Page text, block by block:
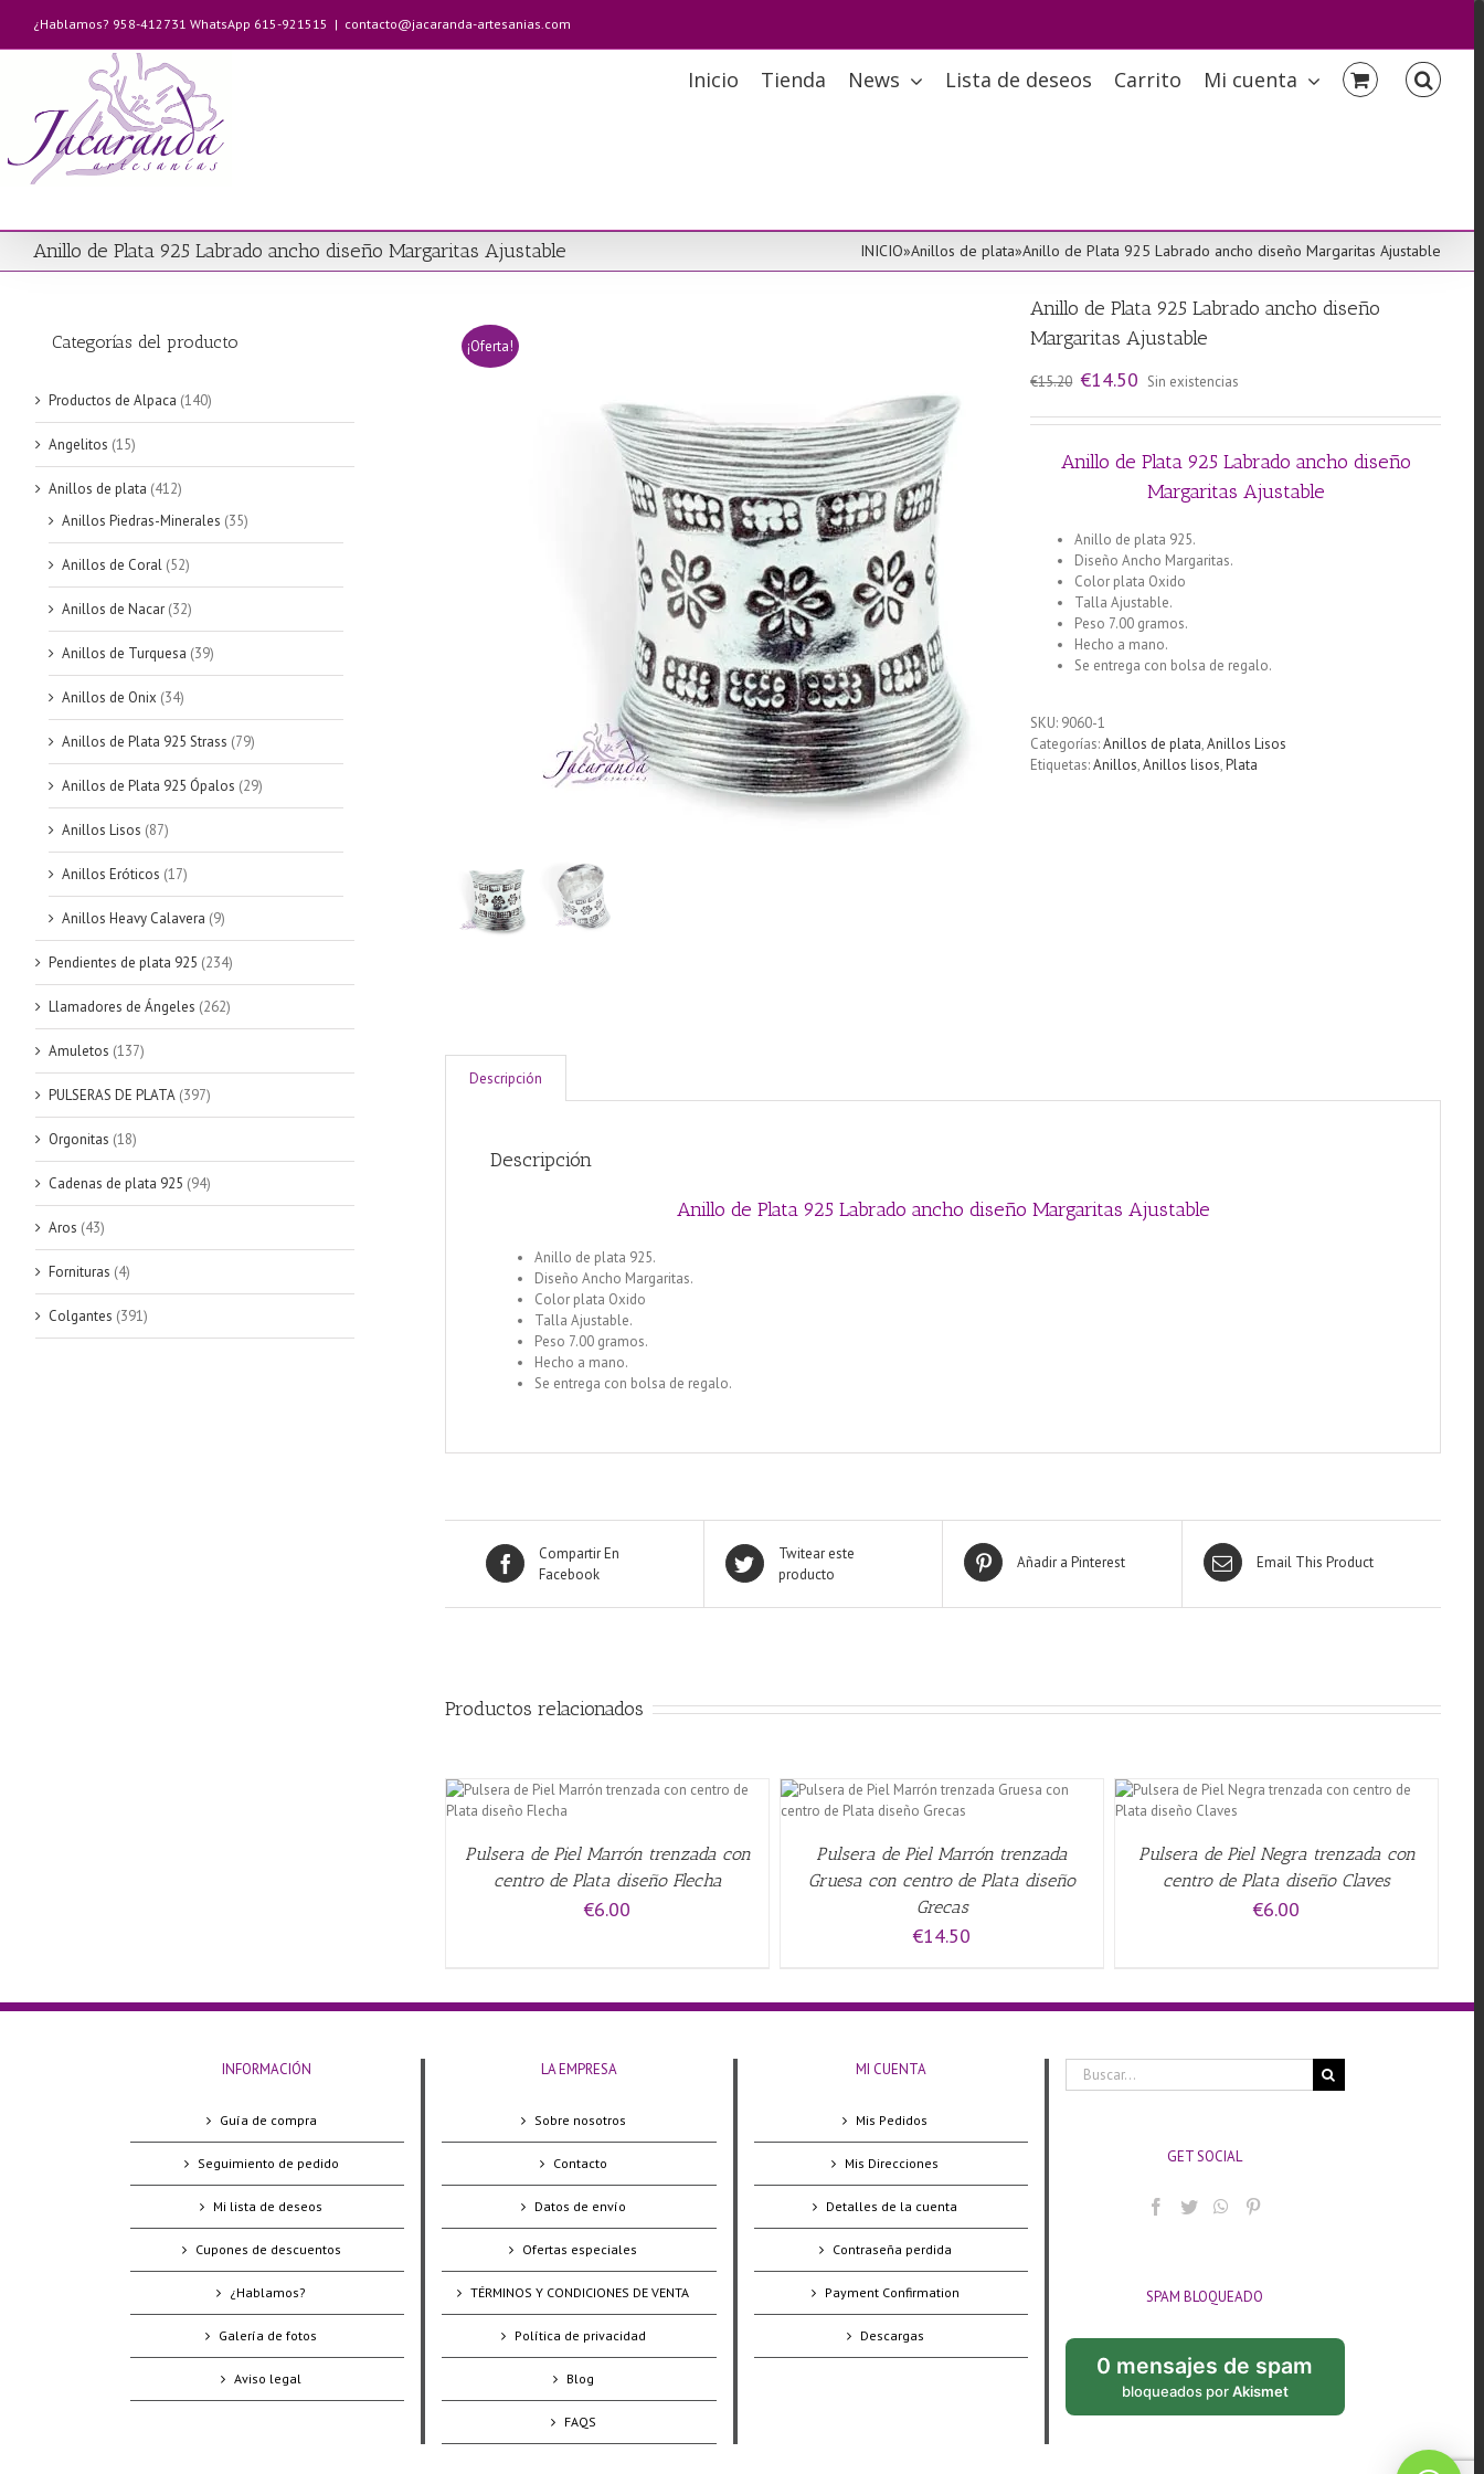
contenido
¿Hablamos? 958-412731 WhatsApp 615-921515 | contacto@jacaranda-artesanias.com
Inicio Tienda News Lista de deseos Carrito Mi cuenta
Anillo de Plata 925 Labrado ancho diseño Margaritas Ajustable INICIO»Anillos de plata»Anillo de Plata 925 Labrado ancho diseño Margaritas Ajustable
¡Oferta!
Anillo de Plata 925 Labrado ancho diseño
Margaritas Ajustable
€15.20 El
original
€15.20.
€14.50 El
actual
€14.50.
Sin existencias
Anillo de Plata 925 Labrado ancho diseño
Margaritas Ajustable
Anillo de plata 925.
Diseño Ancho Margaritas.
Color plata Oxido
Talla Ajustable.
Peso 7.00 gramos.
Hecho a mano.
Se entrega con bolsa de regalo.
SKU: 9060-1
Categorías:Anillos de plata,Anillos Lisos
Etiquetas:Anillos,Anillos lisos,Plata
Descripción
Descripción
Anillo de Plata 925 Labrado ancho diseño Margaritas Ajustable
Anillo de plata 925.
Diseño Ancho Margaritas.
Color plata Oxido
Talla Ajustable.
Peso 7.00 gramos.
Hecho a mano.
Se entrega con bolsa de regalo.
Compartir En
Facebook
Twitear este
producto
Añadir a Pinterest Email This Product
Productos relacionados
Pulsera de Piel Marrón trenzada con
centro de Plata diseño Flecha
€6.00
Pulsera de Piel Marrón trenzada
Gruesa con centro de Plata diseño
Grecas
€14.50
AÑADIR AL CARRITO
Pulsera de Piel Negra trenzada con
centro de Plata diseño Claves
€6.00
Categorías del producto
Productos de Alpaca (140)
Angelitos (15)
Anillos de plata (412)
Anillos Piedras-Minerales (35)
Anillos de Coral (52)
Anillos de Nacar (32)
Anillos de Turquesa (39)
Anillos de Onix (34)
Anillos de Plata 925 Strass (79)
Anillos de Plata 925 Ópalos (29)
Anillos Lisos (87)
Anillos Eróticos (17)
Anillos Heavy Calavera (9)
Pendientes de plata 925 (234)
Llamadores de Ángeles (262)
Amuletos (137)
PULSERAS DE PLATA (397)
Orgonitas (18)
Cadenas de plata 925 (94)
Aros (43)
Fornituras (4)
Colgantes (391)
INFORMACIÓN
Guía de compra
Seguimiento de pedido
Mi lista de deseos
Cupones de descuentos
¿Hablamos?
Galería de fotos
Aviso legal
LA EMPRESA
Sobre nosotros
Contacto
Datos de envío
Ofertas especiales
TÉRMINOS Y CONDICIONES DE VENTA
Política de privacidad
Blog
FAQS
MI CUENTA
Mis Pedidos
Mis Direcciones
Detalles de la cuenta
Contraseña perdida
Payment Confirmation
Descargas
Buscar:
GET SOCIAL
SPAM BLOQUEADO
0 mensajes de spam
bloqueados porAkismet